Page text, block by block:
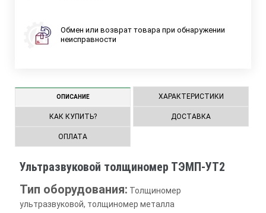
Обмен или возврат товара при обнаружении
неисправности
ОПИСАНИЕ ХАРАКТЕРИСТИКИ
КАК КУПИТЬ? ДОСТАВКА
ОПЛАТА
Ультразвуковой толщиномер ТЭМП-УТ2
Тип оборудования: Толщиномер
ультразвуковой, толщиномер металла